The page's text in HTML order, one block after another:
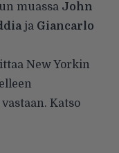
muassa John
ja Giancarlo
New Yorkin
Katso